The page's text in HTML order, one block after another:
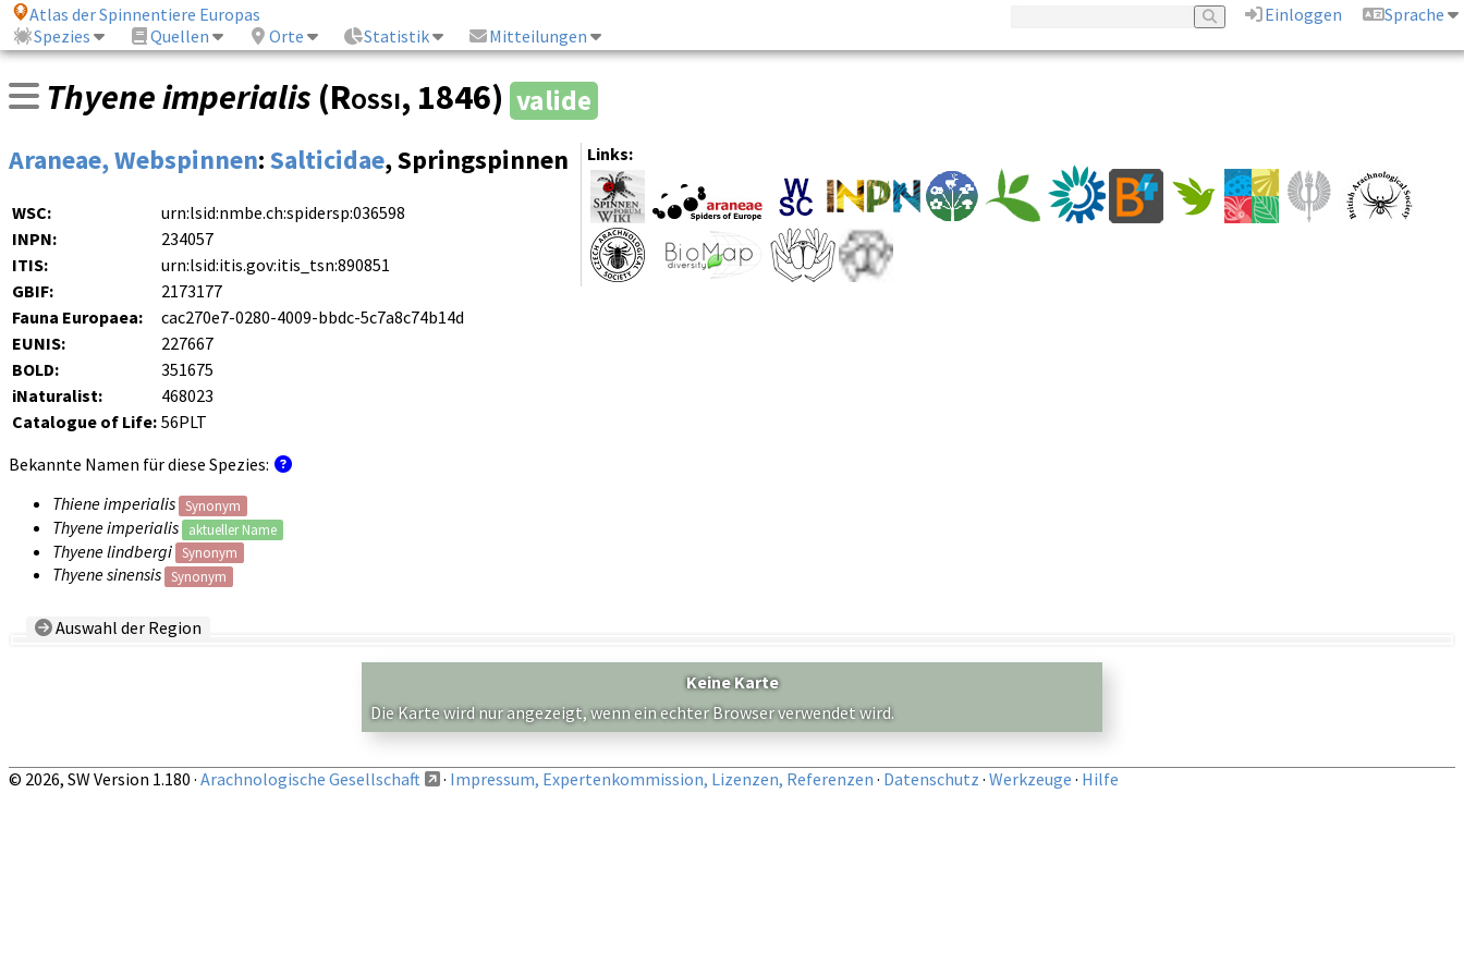
Atlas der Spinnentiere Europas Einloggen
Sprache
Spezies
Quellen Orte Statistik Mitteilungen
Thyene imperialis (Rossi, 1846) valide
Links:
Araneae, Webspinnen:Salticidae, Springspinnen
WSC:
urn:lsid:nmbe.ch:spidersp:036598
INPN:
234057
ITIS:
urn:lsid:itis.gov:itis_tsn:890851
GBIF:
2173177
Fauna Europaea:
cac270e7-0280-4009-bbdc-5c7a8c74b14d
EUNIS:
227667
BOLD:
351675
iNaturalist:
468023
Catalogue of Life: 56PLT
Bekannte Namen für diese Spezies:
Thiene imperialis Synonym
Thyene imperialis aktueller Name
Thyene lindbergi Synonym
Thyene sinensis Synonym
Auswahl der Region
Keine Karte
Die Karte wird nur angezeigt, wenn ein echter Browser verwendet wird.
© 2026, SW Version 1.180 · Arachnologische Gesellschaft · Impressum, Expertenkommission, Lizenzen, Referenzen · Datenschutz · Werkzeuge · Hilfe